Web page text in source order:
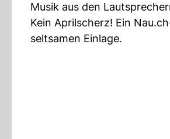
Musik aus den
Kein Aprilscherz! Ein
seltsamen Einlage.